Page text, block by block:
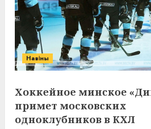
Навіны
Хоккейное минское
примет московских
одноклубников в КХЛ